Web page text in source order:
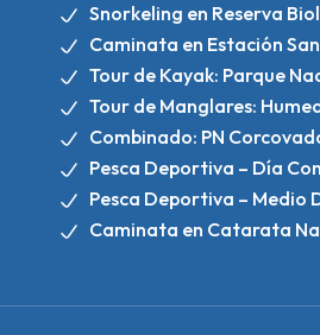
Snorkeling en Reserva
Caminata en Estación
Tour de Kayak: Parque
Tour de Manglares:
Combinado: PN
Pesca Deportiva – Día
Pesca Deportiva – Medio
Caminata en Catarata